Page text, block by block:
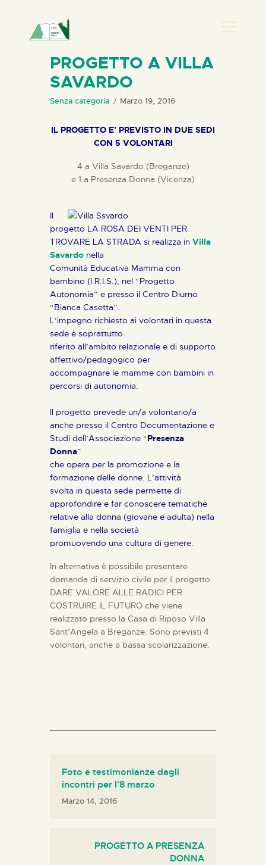
HOME
CHI SIAMO
PERCORSI
ELISA SALERNO
PROGETTO A VILLA
SAVARDO
Senza categoria Marzo 19, 2016
IL PROGETTO E’ PREVISTO IN DUE SEDI
CON 5 VOLONTARI
4 a Villa Savardo (Breganze)
e 1 a Presenza Donna (Vicenza)
Il
progetto LA ROSA DEI VENTI PER
TROVARE LA STRADA si realizza in Villa
Savardo nella
Comunità Educativa Mamma con
bambino (I.R.I.S.), nel “Progetto
Autonomia” e presso il Centro Diurno
“Bianca Casetta”.
L’impegno richiesto ai volontari in questa
sede è soprattutto
riferito all’ambito relazionale e di supporto
affettivo/pedagogico per
accompagnare le mamme con bambini in
percorsi di autonomia.
Il progetto prevede un/a volontario/a
anche presso il Centro Documentazione e
Studi dell’Associazione “Presenza
Donna”
che opera per la promozione e la
formazione delle donne. L’attività
svolta in questa sede permette di
approfondire e far conoscere tematiche
relative alla donna (giovane e adulta) nella
famiglia e nella società
promuovendo una cultura di genere.
In alternativa è possibile presentare
domanda di servizio civile per il progetto
DARE VALORE ALLE RADICI PER
COSTRUIRE IL FUTURO che viene
realizzato presso la Casa di Riposo Villa
Sant’Angela a Breganze. Sono previsti 4
volontari, anche a bassa scolarizzazione.
Foto e testimonianze dagli
incontri per l’8 marzo
Marzo 14, 2016
PROGETTO A PRESENZA
DONNA